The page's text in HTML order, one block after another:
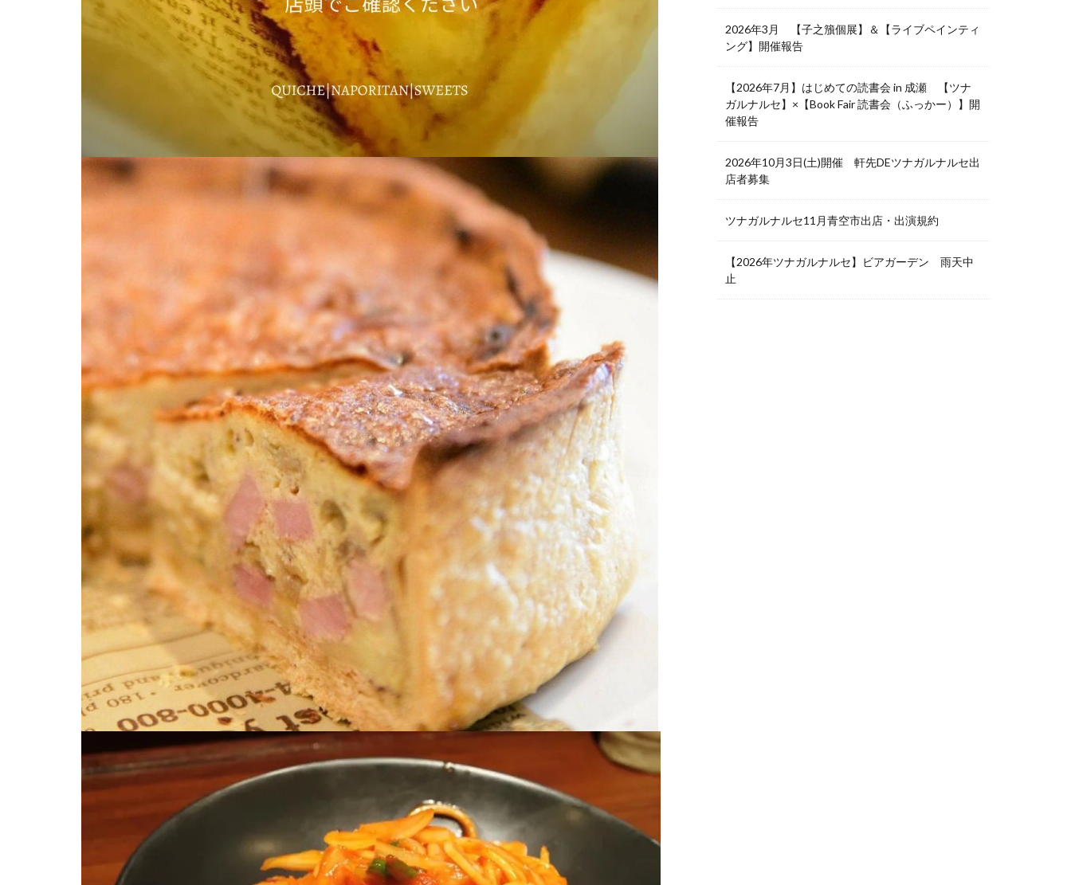
2026年3月 【子之籏個展】＆【ライブペインティ
ング】開催報告
【2026年7月】はじめての読書会 in 成瀬 【ツナ
ガルナルセ】×【Book Fair 読書会（ふっかー）】開
催報告
2026年10月3日(土)開催 軒先DEツナガルナルセ出
店者募集
ツナガルナルセ11月青空市出店・出演規約
【2026年ツナガルナルセ】ビアガーデン 雨天中
止